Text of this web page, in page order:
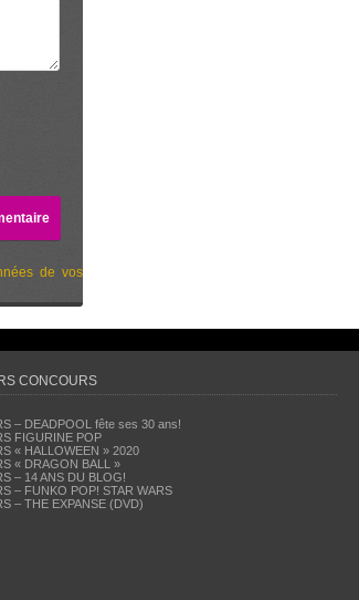
de vos
CONCOURS
– DEADPOOL fête ses 30 ans!
FIGURINE POP
« HALLOWEEN » 2020
« DRAGON BALL »
– 14 ANS DU BLOG!
– FUNKO POP! STAR WARS
– THE EXPANSE (DVD)